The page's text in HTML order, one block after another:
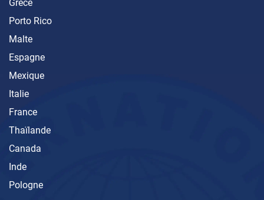
Grèce
Porto Rico
Malte
Espagne
Mexique
Italie
France
Thaïlande
Canada
Inde
Pologne